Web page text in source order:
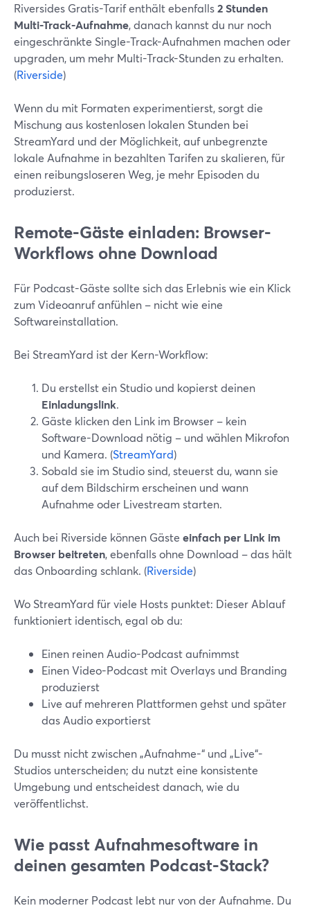
Riversides Gratis-Tarif enthält ebenfalls2 Stunden
Multi-Track-Aufnahme, danach kannst du nur noch
eingeschränkte Single-Track-Aufnahmen machen oder
upgraden, um mehr Multi-Track-Stunden zu erhalten.
(Riverside)
Wenn du mit Formaten experimentierst, sorgt die
Mischung aus kostenlosen lokalen Stunden bei
StreamYard und der Möglichkeit, auf unbegrenzte
lokale Aufnahme in bezahlten Tarifen zu skalieren, für
einen reibungsloseren Weg, je mehr Episoden du
produzierst.
Remote-Gäste einladen: Browser-
Workflows ohne Download
Für Podcast-Gäste sollte sich das Erlebnis wie ein Klick
zum Videoanruf anfühlen – nicht wie eine
Softwareinstallation.
Bei StreamYard ist der Kern-Workflow:
Du erstellst ein Studio und kopierst deinen
Einladungslink.
Gäste klicken den Link im Browser – kein
Software-Download nötig – und wählen Mikrofon
und Kamera. (StreamYard)
Sobald sie im Studio sind, steuerst du, wann sie
auf dem Bildschirm erscheinen und wann
Aufnahme oder Livestream starten.
Auch bei Riverside können Gäste einfach per Link im
Browser beitreten, ebenfalls ohne Download – das hält
das Onboarding schlank. (Riverside)
Wo StreamYard für viele Hosts punktet: Dieser Ablauf
funktioniert identisch, egal ob du:
Einen reinen Audio-Podcast aufnimmst
Einen Video-Podcast mit Overlays und Branding
produzierst
Live auf mehreren Plattformen gehst und später
das Audio exportierst
Du musst nicht zwischen „Aufnahme-“ und „Live“-
Studios unterscheiden; du nutzt eine konsistente
Umgebung und entscheidest danach, wie du
veröffentlichst.
Wie passt Aufnahmesoftware in
deinen gesamten Podcast-Stack?
Kein moderner Podcast lebt nur von der Aufnahme. Du